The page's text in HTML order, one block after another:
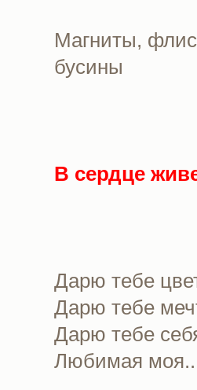
Магниты,
бусины
В сердце
Дарю тебе
Дарю тебе
Дарю тебе
Любимая моя..